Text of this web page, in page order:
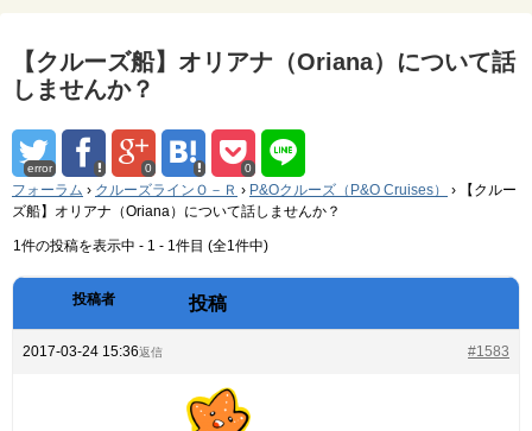
【クルーズ船】オリアナ（Oriana）について話
しませんか？
error 0 0
フォーラム › クルーズラインＯ－Ｒ › P&Oクルーズ（P&O Cruises） ›
【クルー
ズ船】オリアナ（Oriana）について話しませんか？
1件の投稿を表示中 - 1 - 1件目 (全1件中)
投稿者 投稿
2017-03-24 15:36 #1583
返信